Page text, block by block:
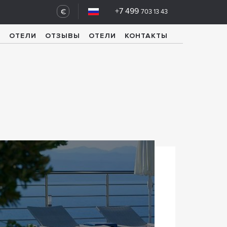
+7 499 703 13 43
€
ОТЕЛИ ОТЗЫВЫ ОТЕЛИ КОНТАКТЫ